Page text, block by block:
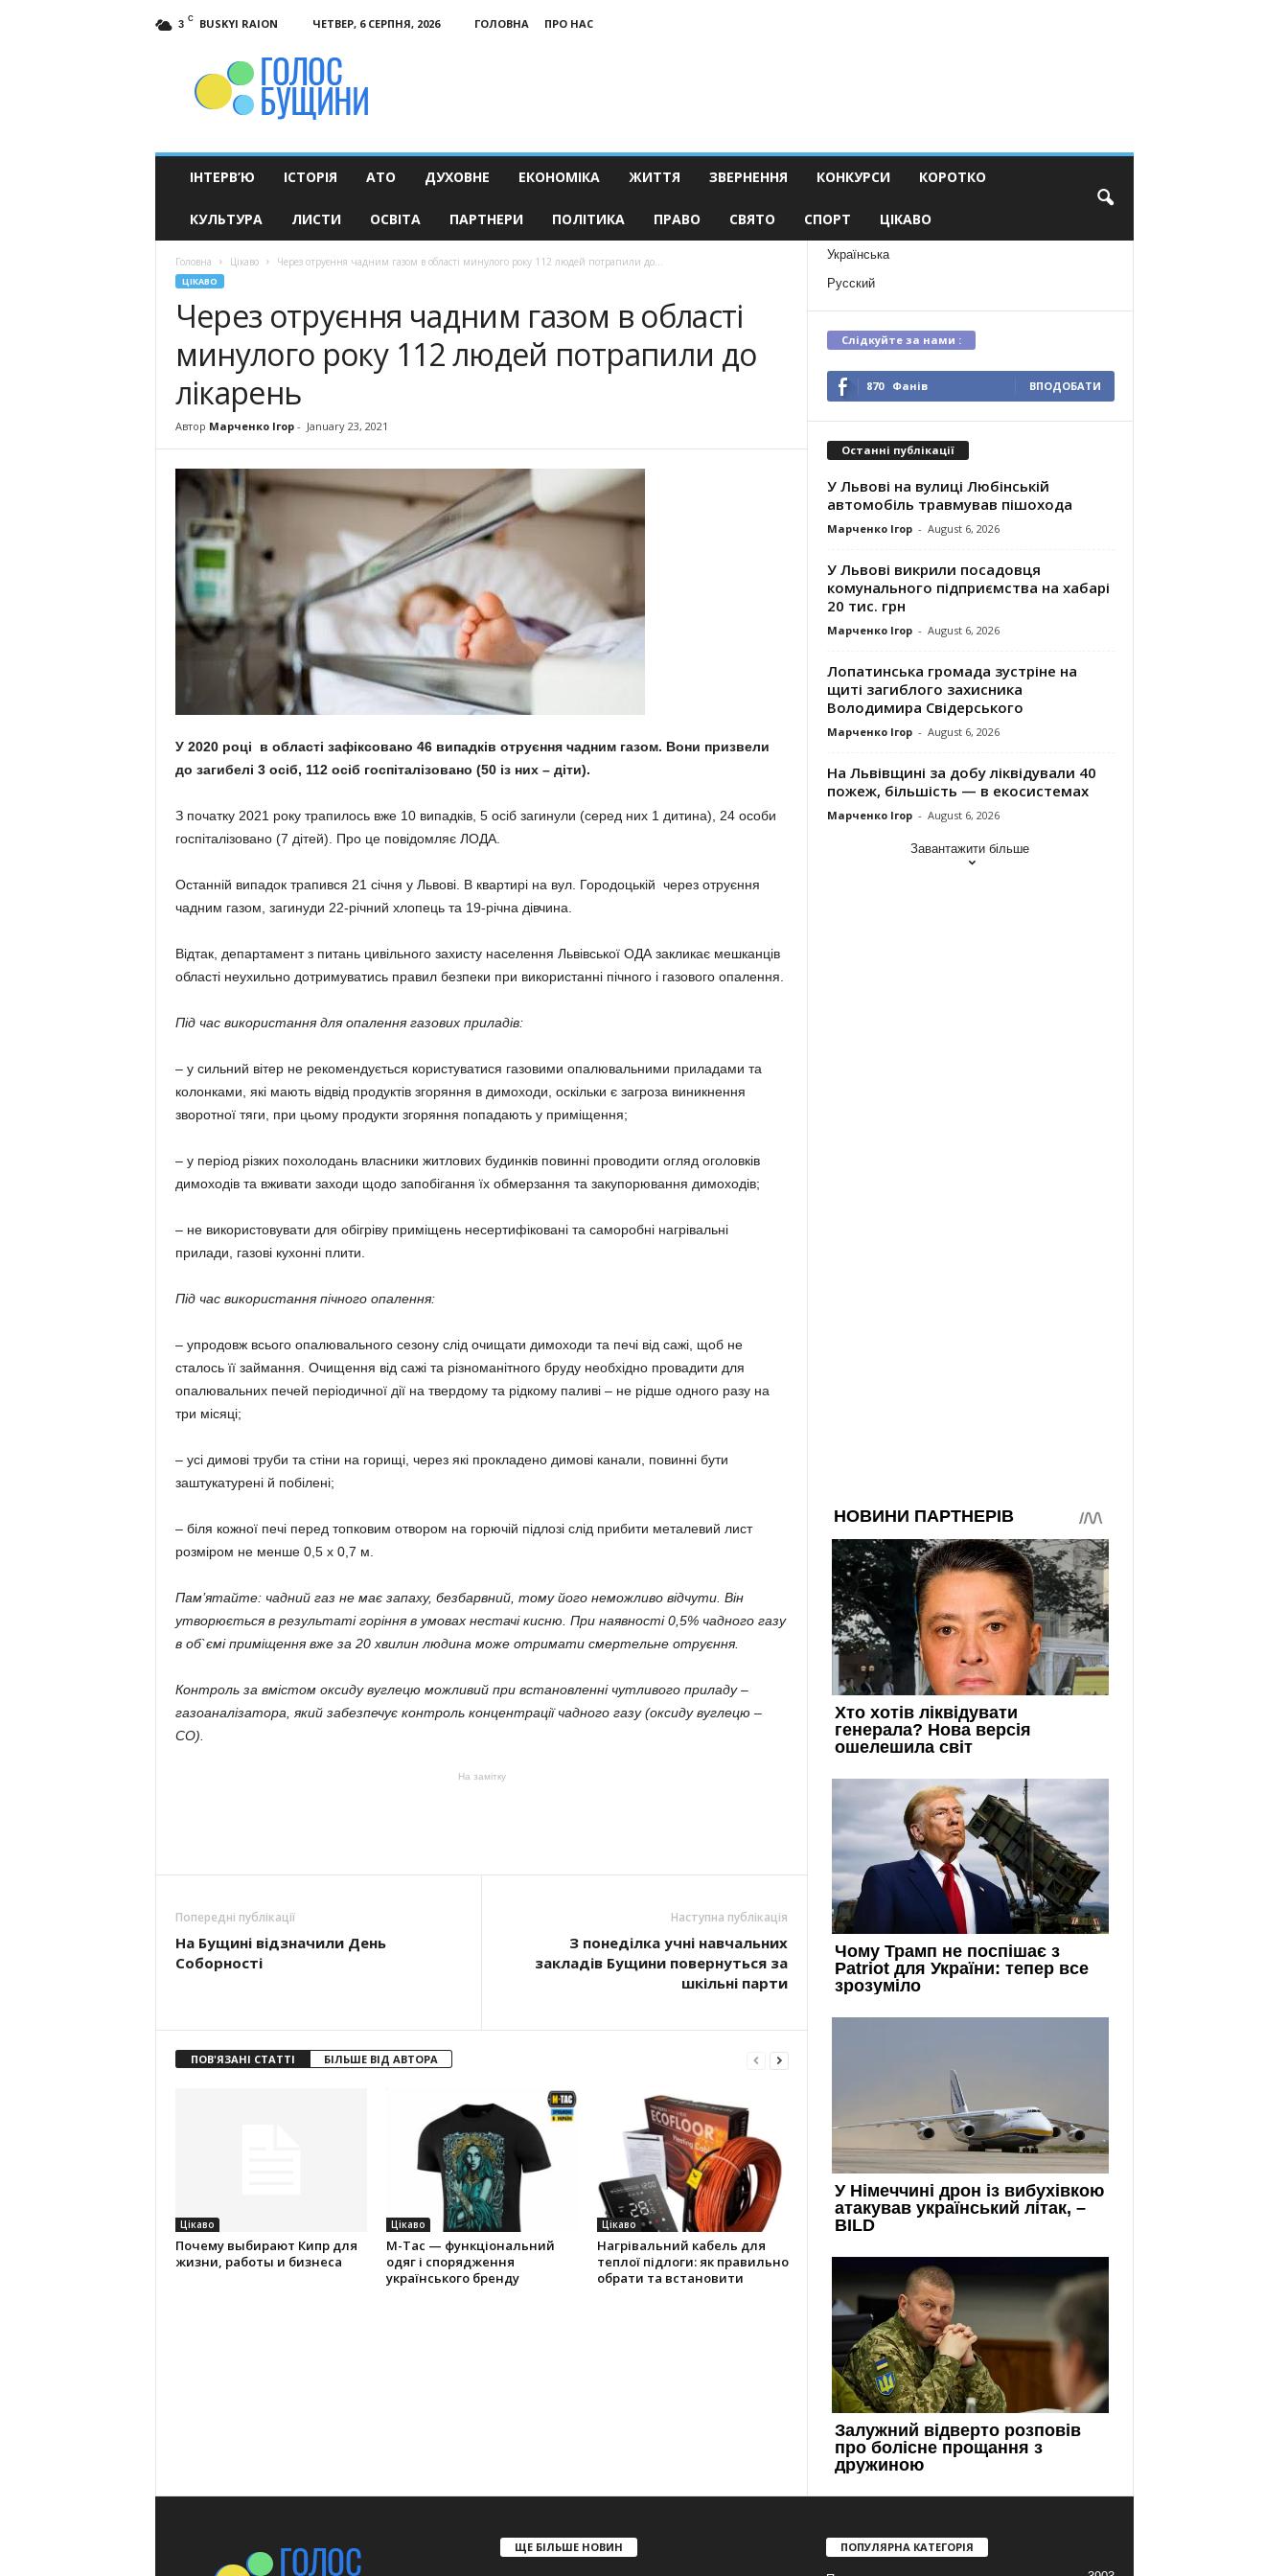
3 C BUSKYI RAION ЧЕТВЕР, 6 СЕРПНЯ, 2026 ГОЛОВНА
ПРО НАС
ІНТЕРВ’Ю ІСТОРІЯ АТО ДУХОВНЕ ЕКОНОМІКА ЖИТТЯ ЗВЕРНЕННЯ КОНКУРСИ КОРОТКО
КУЛЬТУРА ЛИСТИ ОСВІТА ПАРТНЕРИ ПОЛІТИКА ПРАВО СВЯТО СПОРТ ЦІКАВО
Головна Цікаво Через отруєння чадним газом в області минулого року 112 людей потрапили до...
ЦІКАВО
Через отруєння чадним газом в області
минулого року 112 людей потрапили до
лікарень
Автор Марченко Ігор- January 23, 2021
У 2020 році в області зафіксовано 46 випадків отруєння чадним газом. Вони призвели
до загибелі 3 осіб, 112 осіб госпіталізовано (50 із них – діти).
З початку 2021 року трапилось вже 10 випадків, 5 осіб загинули (серед них 1 дитина), 24 особи
госпіталізовано (7 дітей). Про це повідомляє ЛОДА.
Останній випадок трапився 21 січня у Львові. В квартирі на вул. Городоцькій через отруєння
чадним газом, загинуди 22-річний хлопець та 19-річна дівчина.
Відтак, департамент з питань цивільного захисту населення Львівської ОДА закликає мешканців
області неухильно дотримуватись правил безпеки при використанні пічного і газового опалення.
Під час використання для опалення газових приладів:
– у сильний вітер не рекомендується користуватися газовими опалювальними приладами та
колонками, які мають відвід продуктів згоряння в димоходи, оскільки є загроза виникнення
зворотної тяги, при цьому продукти згоряння попадають у приміщення;
– у період різких похолодань власники житлових будинків повинні проводити огляд оголовків
димоходів та вживати заходи щодо запобігання їх обмерзання та закупорювання димоходів;
– не використовувати для обігріву приміщень несертифіковані та саморобні нагрівальні
прилади, газові кухонні плити.
Під час використання пічного опалення:
– упродовж всього опалювального сезону слід очищати димоходи та печі від сажі, щоб не
сталось її займання. Очищення від сажі та різноманітного бруду необхідно провадити для
опалювальних печей періодичної дії на твердому та рідкому паливі – не рідше одного разу на
три місяці;
– усі димові труби та стіни на горищі, через які прокладено димові канали, повинні бути
заштукатурені й побілені;
– біля кожної печі перед топковим отвором на горючій підлозі слід прибити металевий лист
розміром не менше 0,5 х 0,7 м.
Пам’ятайте: чадний газ не має запаху, безбарвний, тому його неможливо відчути. Він
утворюється в результаті горіння в умовах нестачі кисню. При наявності 0,5% чадного газу
в об`ємі приміщення вже за 20 хвилин людина може отримати смертельне отруєння.
Контроль за вмістом оксиду вуглецю можливий при встановленні чутливого приладу –
газоаналізатора, який забезпечує контроль концентрації чадного газу (оксиду вуглецю –
СО).
На замітку
Попередні публікації
На Бущині відзначили День
Соборності
Наступна публікація
З понеділка учні навчальних
закладів Бущини повернуться за
шкільні парти
ПОВ'ЯЗАНІ СТАТТІ БІЛЬШЕ ВІД АВТОРА
Цікаво
Почему выбирают Кипр для
жизни, работы и бизнеса
Цікаво
M-Tac — функціональний
одяг і спорядження
українського бренду
Цікаво
Нагрівальний кабель для
теплої підлоги: як правильно
обрати та встановити
Українська
Русский
Слідкуйте за нами :
870 Фанів ВПОДОБАТИ
Останні публікації
У Львові на вулиці Любінській
автомобіль травмував пішохода
Марченко Ігор - August 6, 2026
У Львові викрили посадовця
комунального підприємства на хабарі
20 тис. грн
Марченко Ігор - August 6, 2026
Лопатинська громада зустріне на
щиті загиблого захисника
Володимира Свідерського
Марченко Ігор - August 6, 2026
На Львівщині за добу ліквідували 40
пожеж, більшість — в екосистемах
Марченко Ігор - August 6, 2026
Завантажити більше
ЩЕ БІЛЬШЕ НОВИН ПОПУЛЯРНА КАТЕГОРІЯ